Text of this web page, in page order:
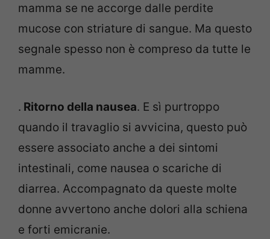
mamma se ne accorge dalle perdite
mucose con striature di sangue. Ma questo
segnale spesso non è compreso da tutte le
mamme.
. Ritorno della nausea. E sì purtroppo
quando il travaglio si avvicina, questo può
essere associato anche a dei sintomi
intestinali, come nausea o scariche di
diarrea. Accompagnato da queste molte
donne avvertono anche dolori alla schiena
e forti emicranie.